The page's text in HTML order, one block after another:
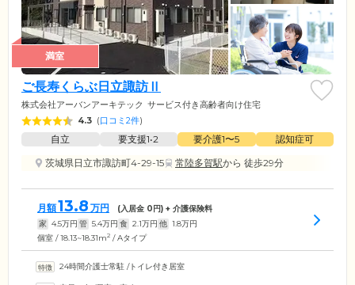
満室
ご長寿くらぶ日立諏訪Ⅱ
株式会社アーバンアーキテック サービス付き高齢者向け住宅
4.3 (口コミ2件)
自立 要支援1•2 要介護1〜5
認知症可
茨城県日立市諏訪町4-29-15
常陸多賀駅から 徒歩29分
月額13.8 万円 (入居金 0円) + 介護保険料
家 4.5万円 管 5.4万円 食 2.1万円 他 1.8万円
個室 / 18.13~18.31m2 / Aタイプ
24時間介護士常駐 /トイレ付き居室